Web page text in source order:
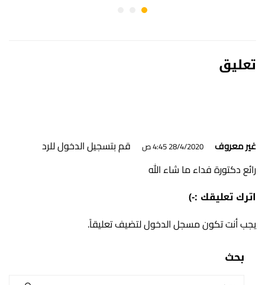
تعليق
غير معروف 28/4/2020 4:45 ص
قم بتسجيل الدخول للرد
رائع دكتورة فداء ما شاء الله
اترك تعليقك :-)
يجب أنت تكونمسجل الدخوللتضيف تعليقاً.
بحث